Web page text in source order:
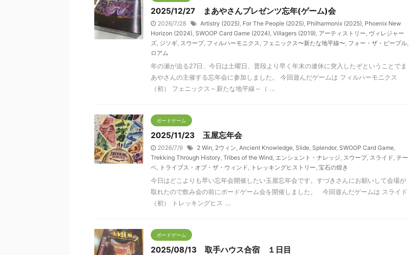
2025/12/27 まあやさんプレゼンツ忘年(ゲーム)会
2026/7/28 Artistry (2025), For The People (2025), Philharmonix (2025), Phoenix New
Horizon (2024), SWOOP Card Game (2024), Villagers (2019), アーティストリー, ヴィレジャー
ズ, ジソギ, スウープ, フィルハーモニクス, フェニックス〜新たな地平線〜, フォー・ザ・ピープル,
ロアム
年の瀬が迫る27日、今日は土曜日、普段より早く年末の連休に突入したぞということでま
あやさんの主催する忘年会に参加しました。 今回遊んだゲームは フィルハーモニクス
（初） フェニックス～新たな地平線～（ ...
ボードゲーム
2025/11/23 玉屋忘年会
2026/7/9 2 Win, 2ウィン, Ancient Knowledge, Slide, Splendor, SWOOP Card Game,
Trekking Through History, Tribes of the Wind, エンシェント・ナレッジ, スウープ, スライド, テー
ベ, トライブス・オブ・ザ・ウィンド, トレッキングヒストリー, 宝石の煌き
今日はどこよりも早い忘年会開催したい玉屋忘年会です。すづきさんにお願いして会場が
取れたので飲み会の前にボードゲーム会を開催しました。 今回遊んだゲームは スライド
（初） トレッキングヒス ...
ボードゲーム
2025/08/13 取手ハウス合宿 １日目